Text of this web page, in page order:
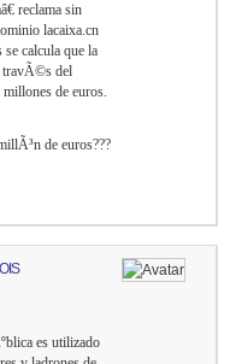
reclama sin
lacaixa.cn
se calcula que la
travÃ©s del
de euros.
de euros???
es utilizado